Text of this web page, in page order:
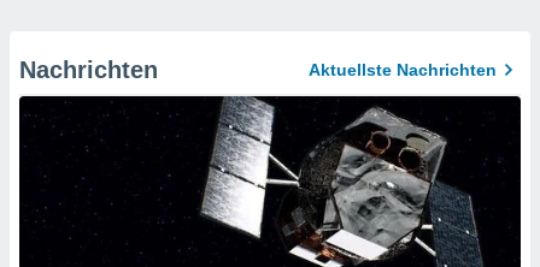
Nachrichten Aktuellste Nachrichten